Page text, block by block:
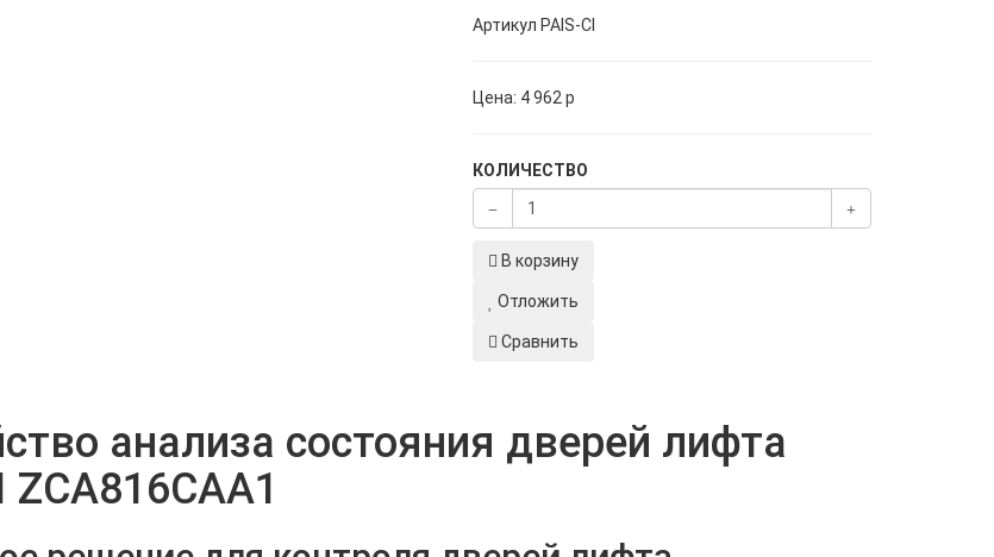
Артикул PAIS-CI
Цена: 4 962 p
КОЛИЧЕСТВО
В корзину
Отложить
Сравнить
анализа состояния дверей лифта
ZCA816CAA1